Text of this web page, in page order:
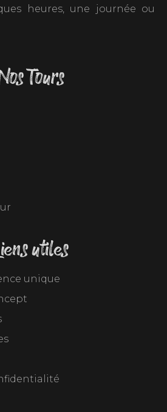
heures, une journée ou
Tours
utiles
unique